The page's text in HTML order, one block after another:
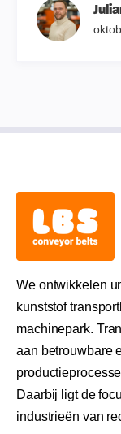
We ontwikkelen
kunststof
machinepark.
aan betrouwbare
Daarbij ligt de
industrieën van